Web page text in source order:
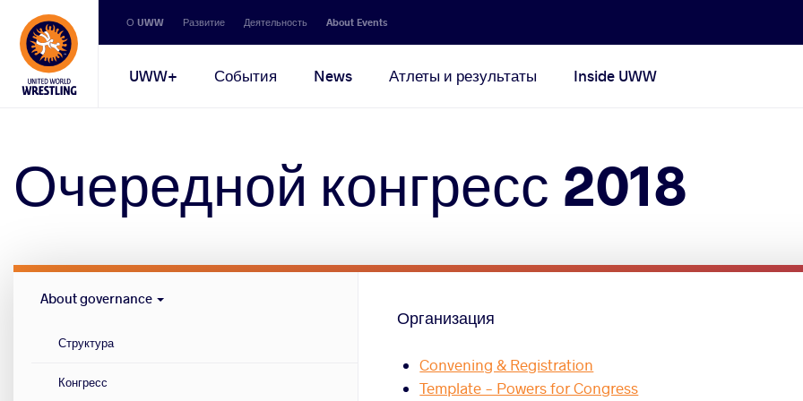
Secondary
navigation
О UWW Развитие Деятельность About Events
Main
UWW+ События News Атлеты и результаты Inside UWW
Очередной конгресс 2018
Организация
Convening & Registration
Template - Powers for Congress
Governance
About governance
Структура
Конгресс